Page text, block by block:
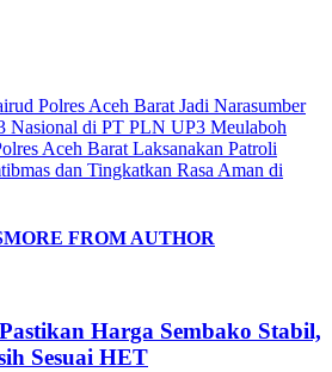
Polres Aceh Barat Jadi Narasumber
Nasional di PT PLN UP3 Meulaboh
Aceh Barat Laksanakan Patroli
dan Tingkatkan Rasa Aman di
MORE FROM AUTHOR
Harga Sembako Stabil,
Sesuai HET